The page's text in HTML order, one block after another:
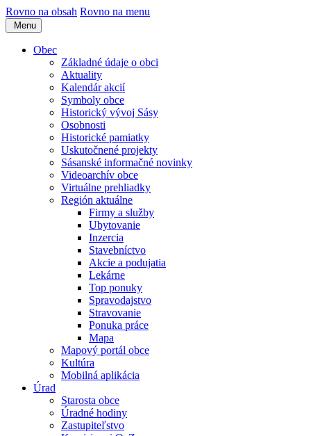
Rovno na obsah Rovno na menu
Menu
Obec
Základné údaje o obci
Aktuality
Kalendár akcií
Symboly obce
Historický vývoj Sásy
Osobnosti
Historické pamiatky
Uskutočnené projekty
Sásanské informačné novinky
Videoarchív obce
Virtuálne prehliadky
Región aktuálne
Firmy a služby
Ubytovanie
Inzercia
Stavebníctvo
Akcie a podujatia
Lekárne
Top ponuky
Spravodajstvo
Stravovanie
Ponuka práce
Mapa
Mapový portál obce
Kultúra
Mobilná aplikácia
Úrad
Starosta obce
Úradné hodiny
Zastupiteľstvo